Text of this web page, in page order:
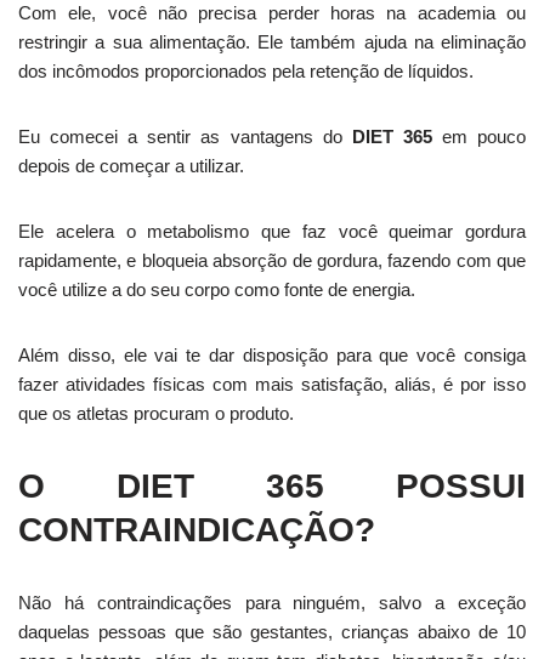
Com ele, você não precisa perder horas na academia ou
restringir a sua alimentação. Ele também ajuda na eliminação
dos incômodos proporcionados pela retenção de líquidos.
Eu comecei a sentir as vantagens do DIET 365em pouco
depois de começar a utilizar.
Ele acelera o metabolismo que faz você queimar gordura
rapidamente, e bloqueia absorção de gordura, fazendo com que
você utilize a do seu corpo como fonte de energia.
Além disso, ele vai te dar disposição para que você consiga
fazer atividades físicas com mais satisfação, aliás, é por isso
que os atletas procuram o produto.
O DIET 365 POSSUI
CONTRAINDICAÇÃO?
Não há contraindicações para ninguém, salvo a exceção
daquelas pessoas que são gestantes, crianças abaixo de 10